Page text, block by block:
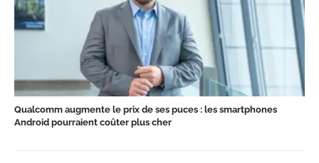
Qualcomm augmente le prix de ses puces : les smartphones
Android pourraient coûter plus cher